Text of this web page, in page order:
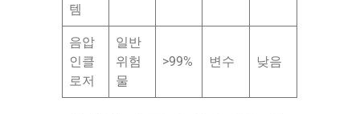
템
음압
인클
로저
일반
위험
물
>99% 변수 낮음